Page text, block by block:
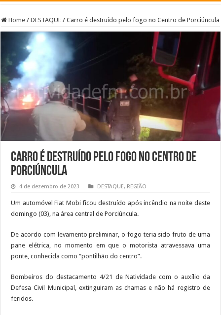
Home / DESTAQUE / Carro é destruído pelo fogo no Centro de Porciúncula
Carro é destruído pelo fogo no Centro de
Porciúncula
4 de dezembro de 2023 DESTAQUE, REGIÃO
Um automóvel Fiat Mobi ficou destruído após incêndio na noite deste
domingo (03), na área central de Porciúncula.
De acordo com levamento preliminar, o fogo teria sido fruto de uma
pane elétrica, no momento em que o motorista atravessava uma
ponte, conhecida como “pontilhão do centro”.
Bombeiros do destacamento 4/21 de Natividade com o auxílio da
Defesa Civil Municipal, extinguiram as chamas e não há registro de
feridos.